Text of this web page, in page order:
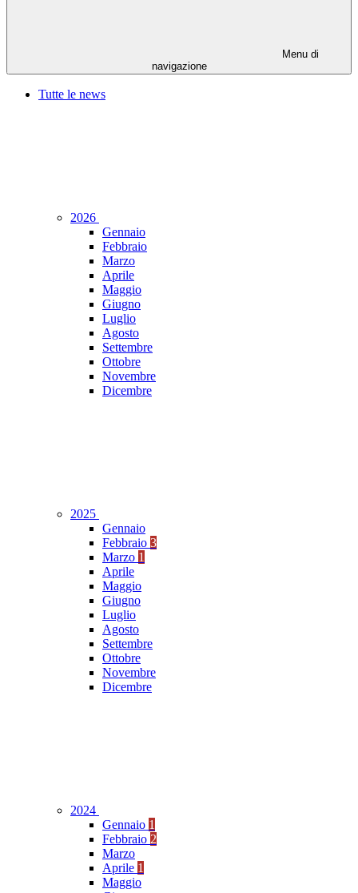
Menu di
navigazione
Tutte le news
2026
Gennaio
Febbraio
Marzo
Aprile
Maggio
Giugno
Luglio
Agosto
Settembre
Ottobre
Novembre
Dicembre
2025
Gennaio
Febbraio 3
Marzo 1
Aprile
Maggio
Giugno
Luglio
Agosto
Settembre
Ottobre
Novembre
Dicembre
2024
Gennaio 1
Febbraio 2
Marzo
Aprile 1
Maggio